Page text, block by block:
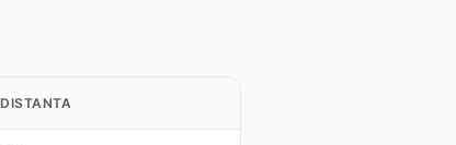
DISTANTA